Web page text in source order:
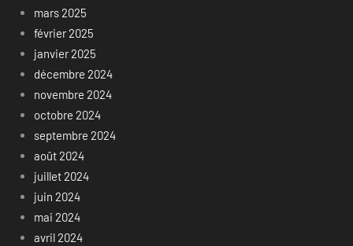
mars 2025
février 2025
janvier 2025
décembre 2024
novembre 2024
octobre 2024
septembre 2024
août 2024
juillet 2024
juin 2024
mai 2024
avril 2024